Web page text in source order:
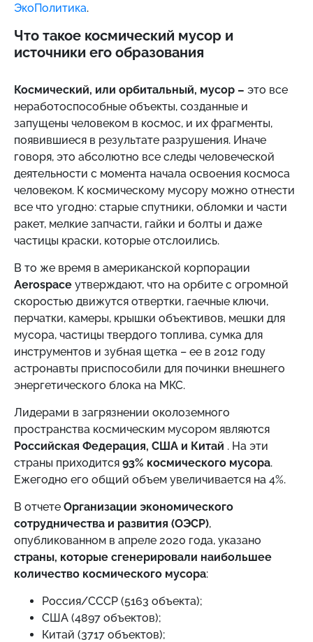
ЭкоПолитика.
Что такое космический мусор и
источники его образования
Космический, или орбитальный, мусор – это все
неработоспособные объекты, созданные и
запущены человеком в космос, и их фрагменты,
появившиеся в результате разрушения. Иначе
говоря, это абсолютно все следы человеческой
деятельности с момента начала освоения космоса
человеком. К космическому мусору можно отнести
все что угодно: старые спутники, обломки и части
ракет, мелкие запчасти, гайки и болты и даже
частицы краски, которые отслоились.
В то же время в американской корпорации
Aerospace утверждают, что на орбите с огромной
скоростью движутся отвертки, гаечные ключи,
перчатки, камеры, крышки объективов, мешки для
мусора, частицы твердого топлива, сумка для
инструментов и зубная щетка – ее в 2012 году
астронавты приспособили для починки внешнего
энергетического блока на МКС.
Лидерами в загрязнении околоземного
пространства космическим мусором являются
Российская Федерация, США и Китай . На эти
страны приходится 93% космического мусора.
Ежегодно его общий объем увеличивается на 4%.
В отчете Организации экономического
сотрудничества и развития (ОЭСР),
опубликованном в апреле 2020 года, указано
страны, которые сгенерировали наибольшее
количество космического мусора:
Россия/СССР (5163 объекта);
США (4897 объектов);
Китай (3717 объектов);